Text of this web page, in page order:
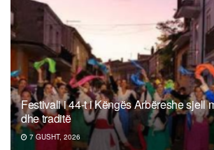
Festivali i 44-t i Këngës Arbëreshe sjell
dhe traditë
7 GUSHT, 2026